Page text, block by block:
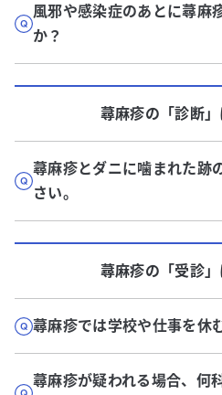
風邪や感染症のあとに蕁麻
か？
蕁麻疹の「診断
蕁麻疹とダニに噛まれた跡
さい。
蕁麻疹の「受診
蕁麻疹では学校や仕事を休
蕁麻疹が疑われる場合、何